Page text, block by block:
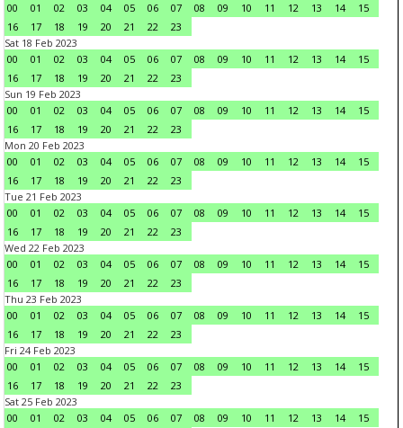
00
01 02 03 04 05 06 07 08 09 10 11 12 13 14
15
16
17 18 19 20 21 22
23
Sat 18 Feb 2023
00
01 02 03 04 05 06 07 08 09 10 11 12 13 14
15
16
17 18 19 20 21 22
23
Sun 19 Feb 2023
00
01 02 03 04 05 06 07 08 09 10 11 12 13 14
15
16
17 18 19 20 21 22
23
Mon 20 Feb 2023
00
01 02 03 04 05 06 07 08 09 10 11 12 13 14
15
16
17 18 19 20 21 22
23
Tue 21 Feb 2023
00
01 02 03 04 05 06 07 08 09 10 11 12 13 14
15
16
17 18 19 20 21 22
23
Wed 22 Feb 2023
00
01 02 03 04 05 06 07 08 09 10 11 12 13 14
15
16
17 18 19 20 21 22
23
Thu 23 Feb 2023
00
01 02 03 04 05 06 07 08 09 10 11 12 13 14
15
16
17 18 19 20 21 22
23
Fri 24 Feb 2023
00
01 02 03 04 05 06 07 08 09 10 11 12 13 14
15
16
17 18 19 20 21 22
23
Sat 25 Feb 2023
00
01 02 03 04 05 06 07 08 09 10 11 12 13 14
15